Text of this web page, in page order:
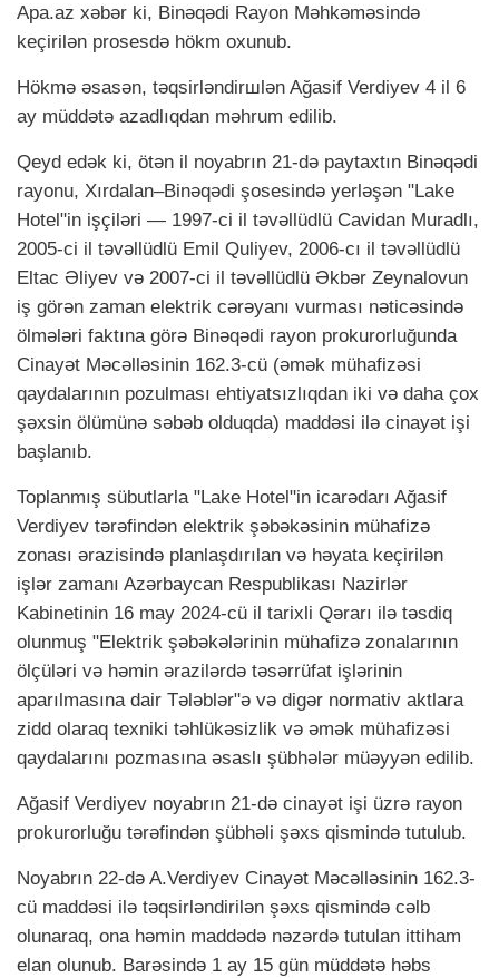
Apa.аz xəbər ki, Binəqədi Rayon Məhkəməsində
keçirilən prosesdə hökm oxunub.
Hökmə əsasən, təqsirləndirшlən Ağasif Verdiyev 4 il 6
ay müddətə azadlıqdan məhrum edilib.
Qeyd edək ki, ötən il noyabrın 21-də paytaxtın Binəqədi
rayonu, Xırdalan–Binəqədi şosesində yerləşən "Lake
Hotel"in işçiləri — 1997-ci il təvəllüdlü Cavidan Muradlı,
2005-ci il təvəllüdlü Emil Quliyev, 2006-cı il təvəllüdlü
Eltac Əliyev və 2007-ci il təvəllüdlü Əkbər Zeynalovun
iş görən zaman elektrik cərəyanı vurması nəticəsində
ölmələri faktına görə Binəqədi rayon prokurorluğunda
Cinayət Məcəlləsinin 162.3-cü (əmək mühafizəsi
qaydalarının pozulması ehtiyatsızlıqdan iki və daha çox
şəxsin ölümünə səbəb olduqda) maddəsi ilə cinayət işi
başlanıb.
Toplanmış sübutlarla "Lake Hotel"in icarədarı Ağasif
Verdiyev tərəfindən elektrik şəbəkəsinin mühafizə
zonası ərazisində planlaşdırılan və həyata keçirilən
işlər zamanı Azərbaycan Respublikası Nazirlər
Kabinetinin 16 may 2024-cü il tarixli Qərarı ilə təsdiq
olunmuş "Elektrik şəbəkələrinin mühafizə zonalarının
ölçüləri və həmin ərazilərdə təsərrüfat işlərinin
aparılmasına dair Tələblər"ə və digər normativ aktlara
zidd olaraq texniki təhlükəsizlik və əmək mühafizəsi
qaydalarını pozmasına əsaslı şübhələr müəyyən edilib.
Ağasif Verdiyev noyabrın 21-də cinayət işi üzrə rayon
prokurorluğu tərəfindən şübhəli şəxs qismində tutulub.
Noyabrın 22-də A.Verdiyev Cinayət Məcəlləsinin 162.3-
cü maddəsi ilə təqsirləndirilən şəxs qismində cəlb
olunaraq, ona həmin maddədə nəzərdə tutulan ittiham
elan olunub. Barəsində 1 ay 15 gün müddətə həbs